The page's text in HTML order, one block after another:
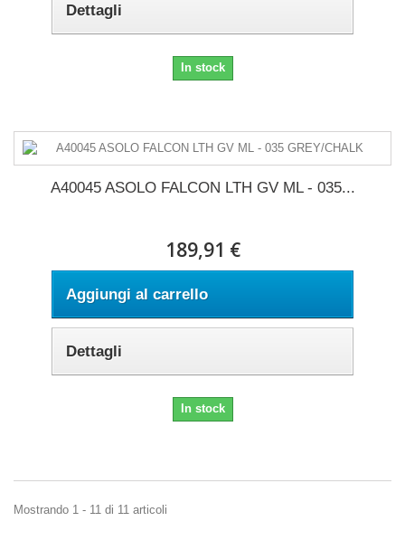
Dettagli
In stock
A40045 ASOLO FALCON LTH GV ML - 035...
189,91 €
Aggiungi al carrello
Dettagli
In stock
Mostrando 1 - 11 di 11 articoli